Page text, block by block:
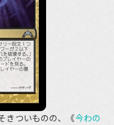
きついものの、《今わの